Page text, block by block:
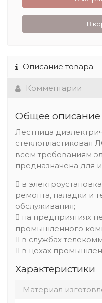
В
Описание товара
Комментарии
Общее описание
Лестница
стеклопластиковая
всем требованиям
предназначена для
 в
ремонта, наладки и
обслуживания;
 на предприятиях
промышленного
 в службах
 в цехах
Характеристики
Материал